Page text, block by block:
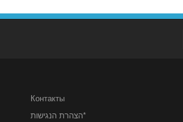
Контакты
הצהרת הנגישות*